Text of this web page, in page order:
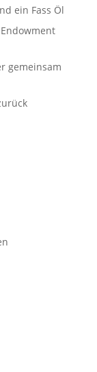
ein Fass Öl
gemeinsam